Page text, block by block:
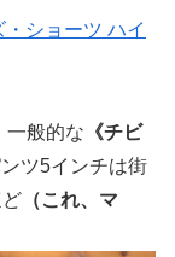
ショーツ ハイ
一般的な 《チビ
ツ5インチは街
（これ、マ